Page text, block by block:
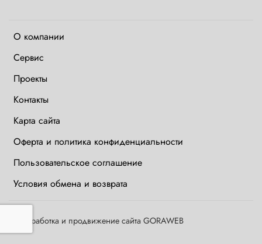
О компании
Сервис
Проекты
Контакты
Карта сайта
Оферта и политика конфиденциальности
Пользовательское соглашение
Условия обмена и возврата
Разработка и продвижение сайта GORAWEB